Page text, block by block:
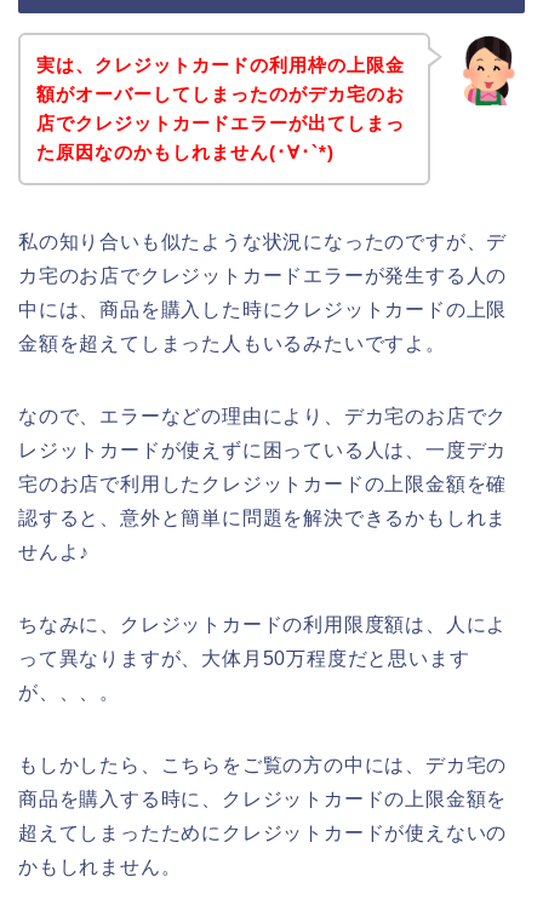
実は、クレジットカードの利用枠の上限金
額がオーバーしてしまったのがデカ宅のお
店でクレジットカードエラーが出てしまっ
た原因なのかもしれません(･∀･`*)
私の知り合いも似たような状況になったのですが、デ
カ宅のお店でクレジットカードエラーが発生する人の
中には、商品を購入した時にクレジットカードの上限
金額を超えてしまった人もいるみたいですよ。
なので、エラーなどの理由により、デカ宅のお店でク
レジットカードが使えずに困っている人は、一度デカ
宅のお店で利用したクレジットカードの上限金額を確
認すると、意外と簡単に問題を解決できるかもしれま
せんよ♪
ちなみに、クレジットカードの利用限度額は、人によ
って異なりますが、大体月50万程度だと思います
が、、、。
もしかしたら、こちらをご覧の方の中には、デカ宅の
商品を購入する時に、クレジットカードの上限金額を
超えてしまったためにクレジットカードが使えないの
かもしれません。